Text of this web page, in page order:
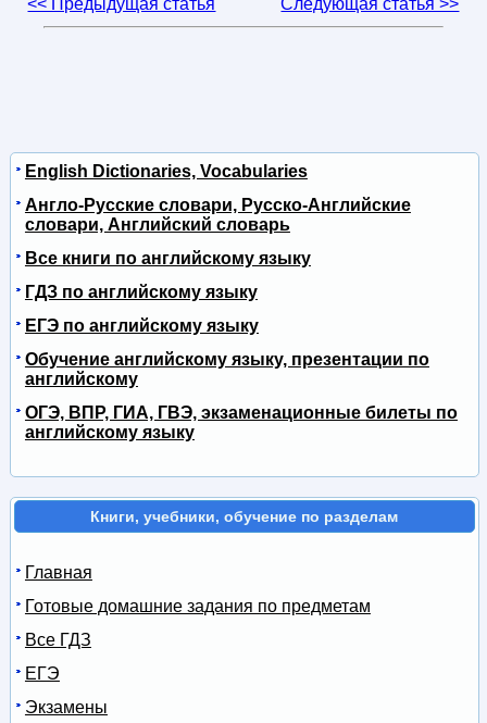
<< Предыдущая статья Следующая статья >>
English Dictionaries, Vocabularies
Англо-Русские словари, Русско-Английские
словари, Английский словарь
Все книги по английскому языку
ГДЗ по английскому языку
ЕГЭ по английскому языку
Обучение английскому языку, презентации по
английскому
ОГЭ, ВПР, ГИА, ГВЭ, экзаменационные билеты по
английскому языку
Книги, учебники, обучение по разделам
Главная
Готовые домашние задания по предметам
Все ГДЗ
ЕГЭ
Экзамены